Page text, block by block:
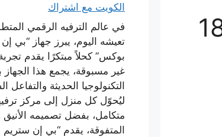
الكويت مع اشتراك
في عالم الترفيه الرقمي
تعيشه اليوم، يبرز جهاز “بي
بوكس” كحلاً مبتكرًا يقدم
غير مسبوقة، يجمع هذا الجهاز
التكنولوجيا الحديثة والتفاعل
ليُحوّل كل منزل إلى مركز
متكامل، بفضل تصميمه الأنيق
المتفوقة، يقدم “بي إن